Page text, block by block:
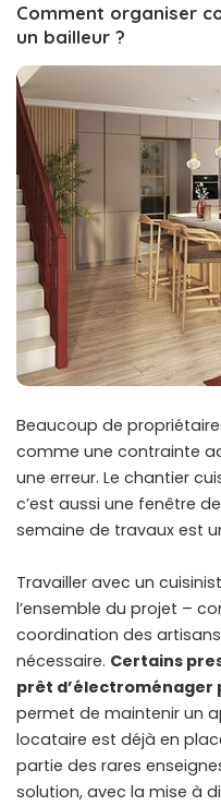
Comment organiser
un bailleur ?
Beaucoup de
comme une contrainte
une erreur. Le chantier
c’est aussi une fenêtre
semaine de travaux est
Travailler avec un
l’ensemble du projet –
coordination des
nécessaire. Certains
prêt d’électroménager
permet de maintenir un
locataire est déjà en
partie des rares
solution, avec la mise à